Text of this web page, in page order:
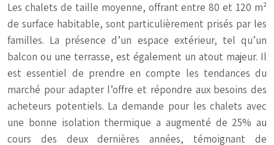
Les chalets de taille moyenne, offrant entre 80 et 120 m²
de surface habitable, sont particulièrement prisés par les
familles. La présence d’un espace extérieur, tel qu’un
balcon ou une terrasse, est également un atout majeur. Il
est essentiel de prendre en compte les tendances du
marché pour adapter l’offre et répondre aux besoins des
acheteurs potentiels. La demande pour les chalets avec
une bonne isolation thermique a augmenté de 25% au
cours des deux dernières années, témoignant de